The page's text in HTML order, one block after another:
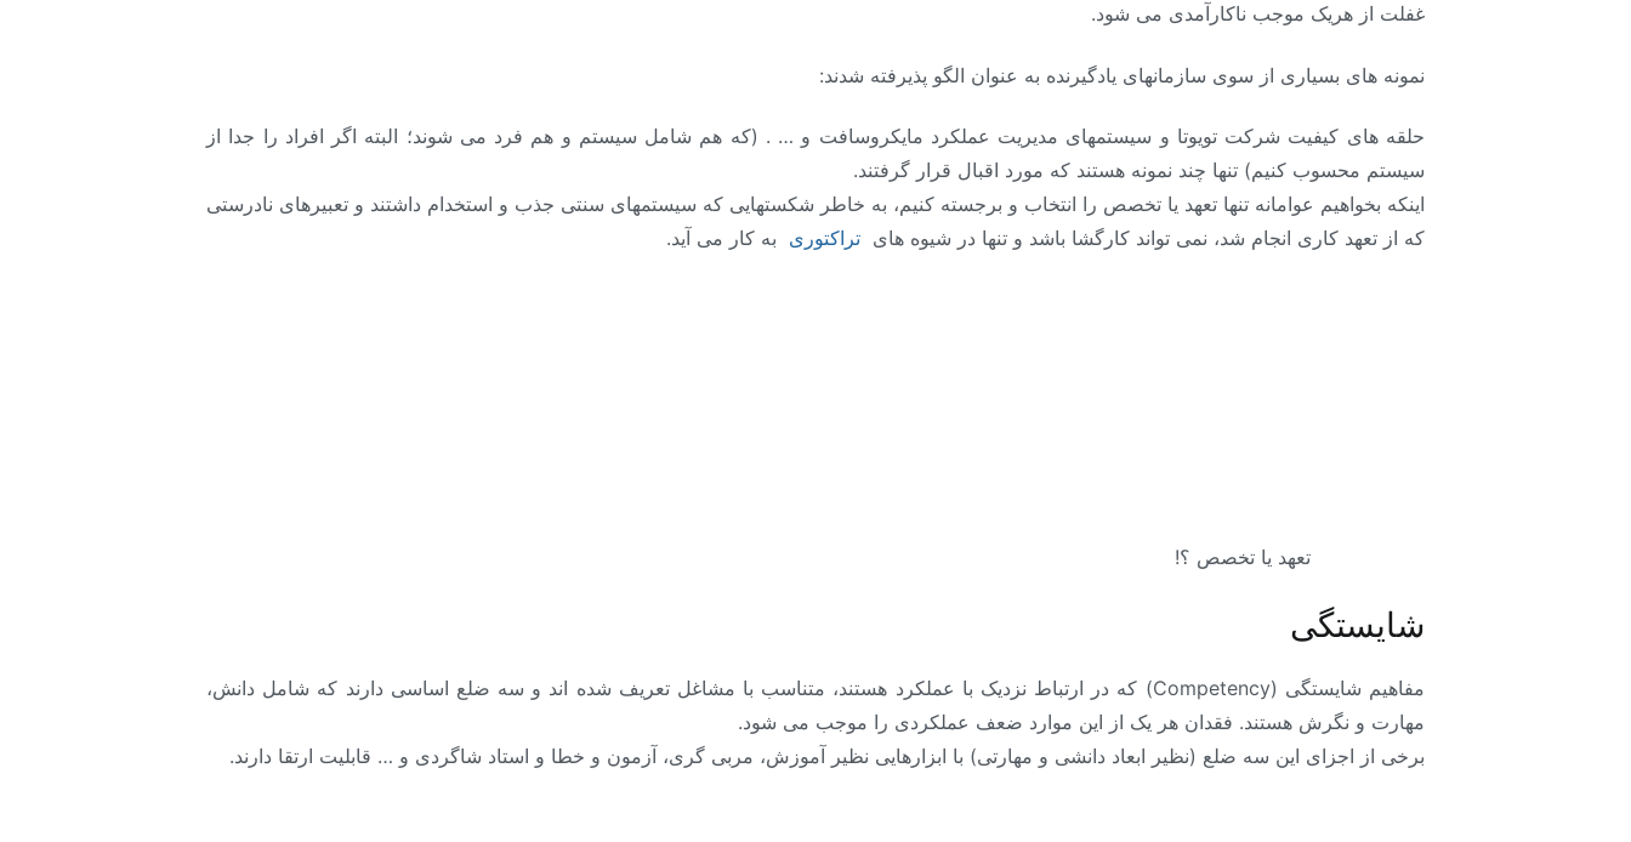
غفلت از هریک موجب ناکارآمدی می شود.
نمونه های بسیاری از سوی سازمانهای یادگیرنده به عنوان الگو پذیرفته شدند:
حلقه های کیفیت شرکت تویوتا و سیستمهای مدیریت عملکرد مایکروسافت و … . (که هم شامل سیستم و هم فرد می شوند؛ البته اگر افراد را جدا از
سیستم محسوب کنیم) تنها چند نمونه هستند که مورد اقبال قرار گرفتند.
اینکه بخواهیم عوامانه تنها تعهد یا تخصص را انتخاب و برجسته کنیم، به خاطر شکستهایی که سیستمهای سنتی جذب و استخدام داشتند و تعبیرهای نادرستی
که از تعهد کاری انجام شد، نمی تواند کارگشا باشد و تنها در شیوه های تراکتوری به کار می آید.
تعهد یا تخصص ؟!
شایستگی
مفاهیم شایستگی (Competency) که در ارتباط نزدیک با عملکرد هستند، متناسب با مشاغل تعریف شده اند و سه ضلع اساسی دارند که شامل دانش،
مهارت و نگرش هستند. فقدان هر یک از این موارد ضعف عملکردی را موجب می شود.
برخی از اجزای این سه ضلع (نظیر ابعاد دانشی و مهارتی) با ابزارهایی نظیر آموزش، مربی گری، آزمون و خطا و استاد شاگردی و … قابلیت ارتقا دارند.